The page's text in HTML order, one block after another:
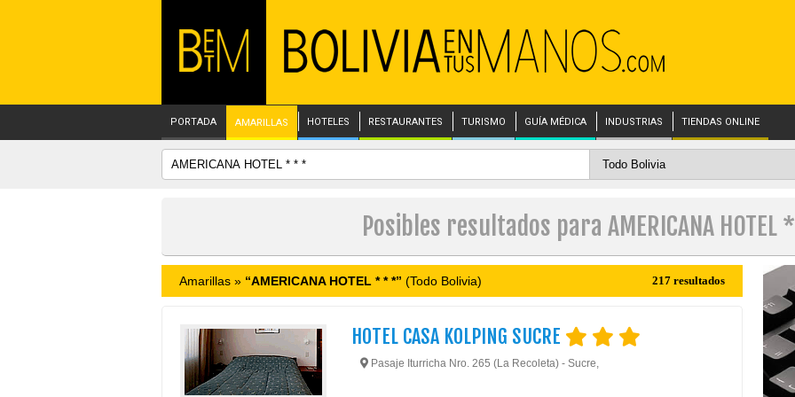
PORTADA AMARILLAS HOTELES RESTAURANTES TURISMO GUÍA MÉDICA INDUSTRIAS TIENDAS ONLINE
Posibles resultados para AMERICANA
Amarillas » “AMERICANA HOTEL * * *” (Todo Bolivia) 217 resultados
HOTEL CASA KOLPING SUCRE
Pasaje Iturricha Nro. 265 (La Recoleta) - Sucre,